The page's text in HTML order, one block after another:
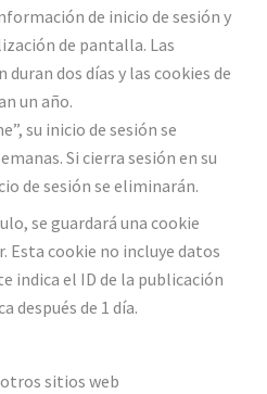
de inicio de sesión y
de pantalla. Las
duran dos días y las cookies de
un año.
su inicio de sesión se
Si cierra sesión en su
de sesión se eliminarán.
se guardará una cookie
Esta cookie no incluye datos
indica el ID de la publicación
después de 1 día.
sitios web